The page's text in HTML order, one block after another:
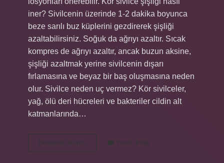
iner? Sivilcenin üzerinde 1-2 dakika boyunca
beze sarılı buz küplerini gezdirerek şişliği
azaltabilirsiniz. Soğuk da ağrıyı azaltır. Sıcak
kompres de ağrıyı azaltır, ancak buzun aksine,
şişliği azaltmak yerine sivilcenin dışarı
fırlamasına ve beyaz bir baş oluşmasına neden
olur. Sivilce neden uç vermez? Kör sivilceler,
yağ, ölü deri hücreleri ve bakteriler cildin alt
katmanlarında…
Devamını okuyun
Olmayan
Yorum Bırak